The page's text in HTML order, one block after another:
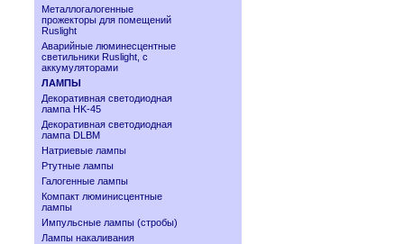
Металлогалогенные
прожекторы для помещений
Ruslight
Аварийные люминесцентные
светильники Ruslight, с
аккумуляторами
ЛАМПЫ
Декоративная светодиодная
лампа HK-45
Декоративная светодиодная
лампа DLBM
Натриевые лампы
Ртутные лампы
Галогенные лампы
Компакт люминисцентные
лампы
Импульсные лампы (стробы)
Лампы накаливания